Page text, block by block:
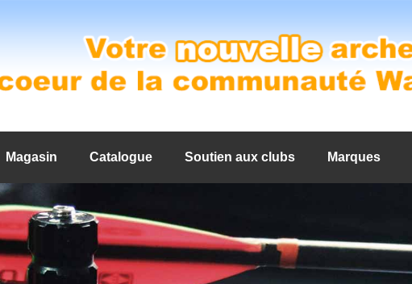
Magasin Catalogue Soutien aux clubs Marques